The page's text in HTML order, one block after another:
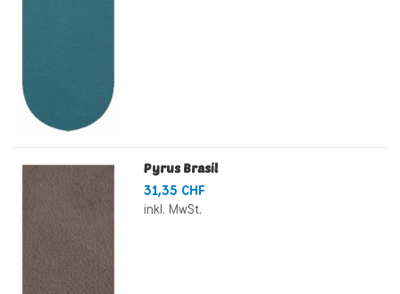
Pyrus Brasil
31,35 CHF
inkl. MwSt.